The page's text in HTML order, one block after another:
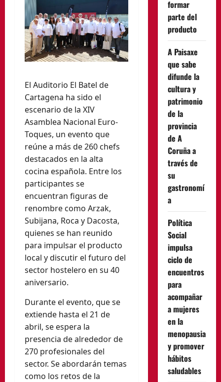
El Auditorio El Batel de
Cartagena ha sido el
escenario de la XIV
Asamblea Nacional Euro-
Toques, un evento que
reúne a más de 260 chefs
destacados en la alta
cocina española. Entre los
participantes se
encuentran figuras de
renombre como Arzak,
Subijana, Roca y Dacosta,
quienes se han reunido
para impulsar el producto
local y discutir el futuro del
sector hostelero en su 40
aniversario.
Durante el evento, que se
extiende hasta el 21 de
abril, se espera la
presencia de alrededor de
270 profesionales del
sector. Se abordarán temas
como los retos de la
formar
parte del
producto
A Paisaxe
que sabe
difunde la
cultura y
patrimonio
de la
provincia
de A
Coruña a
través de
su
gastronomí
a
Política
Social
impulsa
ciclo de
encuentros
para
acompañar
a mujeres
en la
menopausia
y promover
hábitos
saludables